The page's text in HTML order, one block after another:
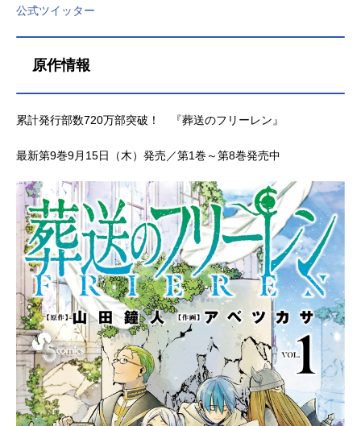
公式ツイッター
原作情報
累計発行部数720万部突破！ 『葬送のフリーレン』
最新第9巻9月15日（木）発売／第1巻～第8巻発売中